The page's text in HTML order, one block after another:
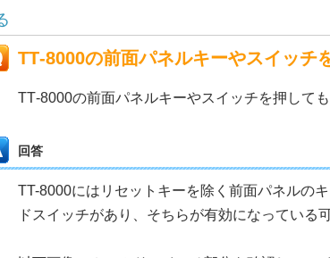
TT‐8000の前面パネルキーやスイッチ
TT‐8000の前面パネルキーやスイッチを押して
回答
TT-8000にはリセットキーを除く前面パネルの
ドスイッチがあり、そちらが有効になっている